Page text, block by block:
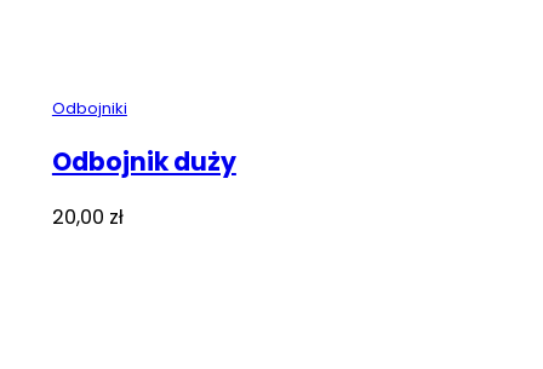
Odbojniki
Odbojnik duży
20,00 zł